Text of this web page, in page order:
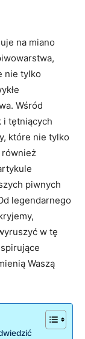
⁣na miano
nie ‍tylko
Wśród
​i⁢ tętniących
które nie tylko
również
⁢piwnych
legendarnego‌
w tę
Waszą